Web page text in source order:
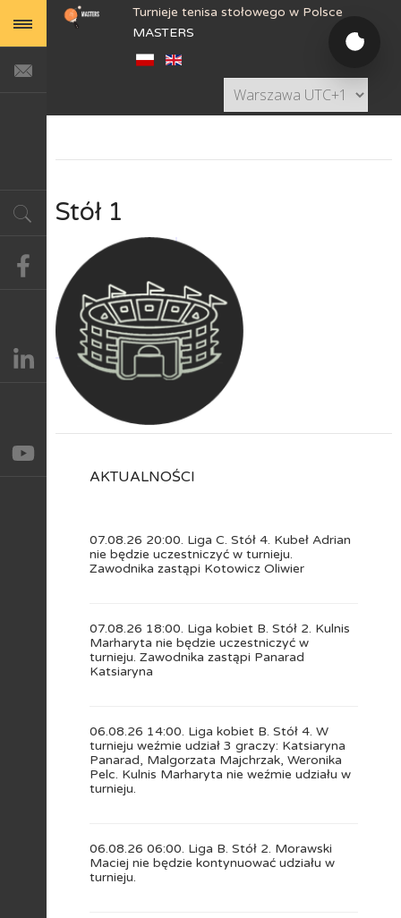
Turnieje tenisa stołowego w Polsce
MASTERS
Stół 1
AKTUALNOŚCI
07.08.26 20:00. Liga C. Stół 4. Kubeł Adrian
nie będzie uczestniczyć w turnieju.
Zawodnika zastąpi Kotowicz Oliwier
07.08.26 18:00. Liga kobiet B. Stół 2. Kulnis
Marharyta nie będzie uczestniczyć w
turnieju. Zawodnika zastąpi Panarad
Katsiaryna
06.08.26 14:00. Liga kobiet B. Stół 4. W
turnieju weźmie udział 3 graczy: Katsiaryna
Panarad, Malgorzata Majchrzak, Weronika
Pelc. Kulnis Marharyta nie weźmie udziału w
turnieju.
06.08.26 06:00. Liga B. Stół 2. Morawski
Maciej nie będzie kontynuować udziału w
turnieju.